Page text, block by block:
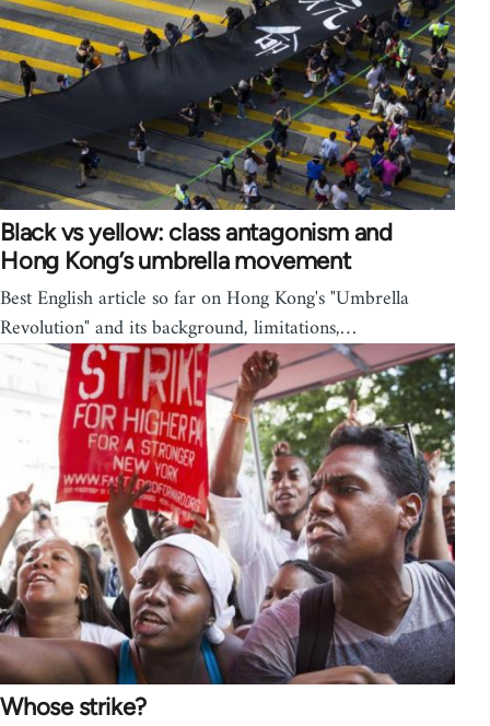
Black vs yellow: class antagonism and
Hong Kong’s umbrella movement
Best English article so far on Hong Kong's "Umbrella
Revolution" and its background, limitations,…
Whose strike?